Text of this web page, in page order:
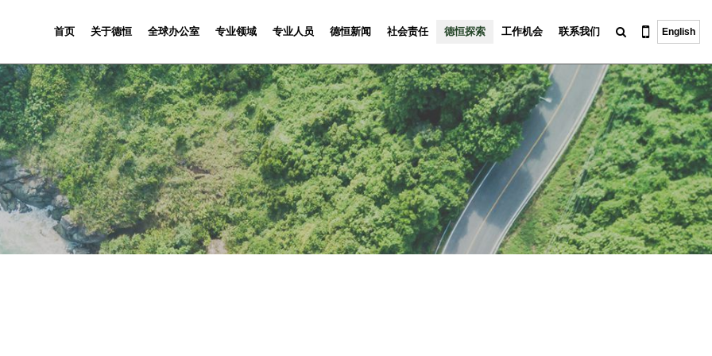
首页 关于德恒 全球办公室 专业领域 专业人员 德恒新闻 社会责任 德恒探索 工作机会 联系我们 English